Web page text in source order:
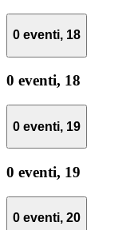
0 eventi, 18
0 eventi, 18
0 eventi, 19
0 eventi, 19
0 eventi, 20